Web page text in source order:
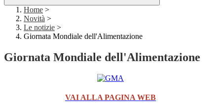
Home >
Novità >
Le notizie >
Giornata Mondiale dell'Alimentazione
Giornata Mondiale dell'Alimentazione
VAI ALLA PAGINA WEB